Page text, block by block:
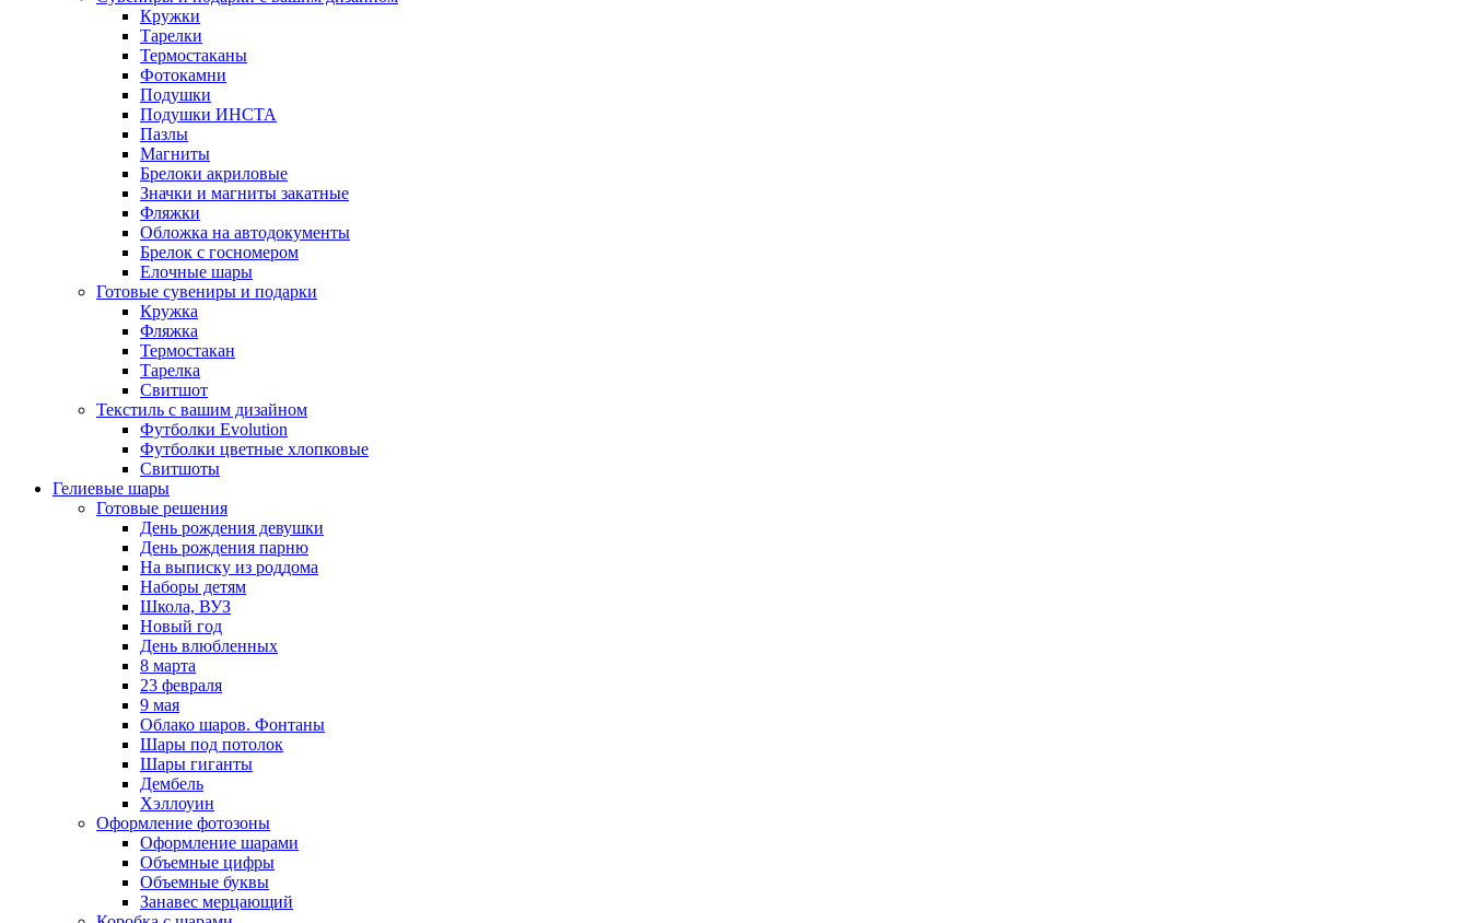
Кружки
Тарелки
Термостаканы
Фотокамни
Подушки
Подушки ИНСТА
Пазлы
Магниты
Брелоки акриловые
Значки и магниты закатные
Фляжки
Обложка на автодокументы
Брелок с госномером
Елочные шары
Готовые сувениры и подарки
Кружка
Фляжка
Термостакан
Тарелка
Свитшот
Текстиль с вашим дизайном
Футболки Evolution
Футболки цветные хлопковые
Свитшоты
Гелиевые шары
Готовые решения
День рождения девушки
День рождения парню
На выписку из роддома
Наборы детям
Школа, ВУЗ
Новый год
День влюбленных
8 марта
23 февраля
9 мая
Облако шаров. Фонтаны
Шары под потолок
Шары гиганты
Дембель
Хэллоуин
Оформление фотозоны
Оформление шарами
Объемные цифры
Объемные буквы
Занавес мерцающий